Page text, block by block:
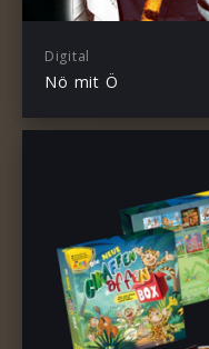
Digital
Nö mit Ö